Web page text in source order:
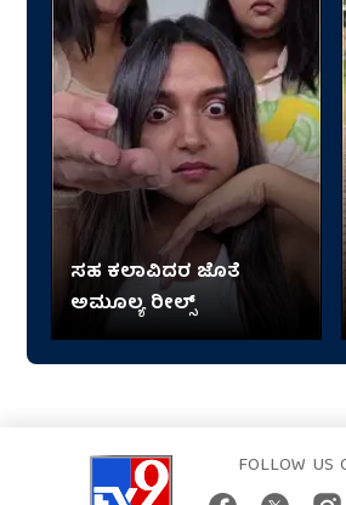
ಸಹ ಕಲಾವಿದರ ಜೊತೆ
ಅಮೂಲ್ಯ ರೀಲ್ಸ್
FOLLOW US